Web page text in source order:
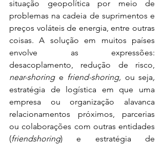
situação geopolítica por meio de
problemas na cadeia de suprimentos e
preços voláteis de energia, entre outras
coisas. A solução em muitos países
envolve as expressões:
near-shoring e friend-shoring, ou seja
estratégia de logística em que uma
empresa ou organização alavanca
relacionamentos próximos, parcerias
ou colaborações com outras entidades
(friendshoring) e estratégia de